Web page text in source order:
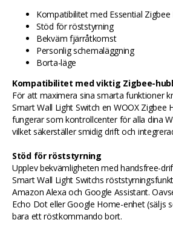
Kompatibilitet med Essential Zigbee
Stöd för röststyrning
Bekväm fjärråtkomst
Personlig schemaläggning
Borta-läge
Kompatibilitet med viktig Zigbee-
För att maximera sina smarta funktioner
Smart Wall Light Switch en WOOX Zigbee
fungerar som kontrollcenter för alla dina
vilket säkerställer smidig drift och
Stöd för röststyrning
Upplev bekvämligheten med handsfree-
Smart Wall Light Switchs
Amazon Alexa och Google Assistant.
Echo Dot eller Google Home-enhet (säljs
bara ett röstkommando bort.